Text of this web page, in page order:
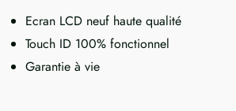
Ecran LCD neuf haute qualité
Touch ID 100% fonctionnel
Garantie à vie